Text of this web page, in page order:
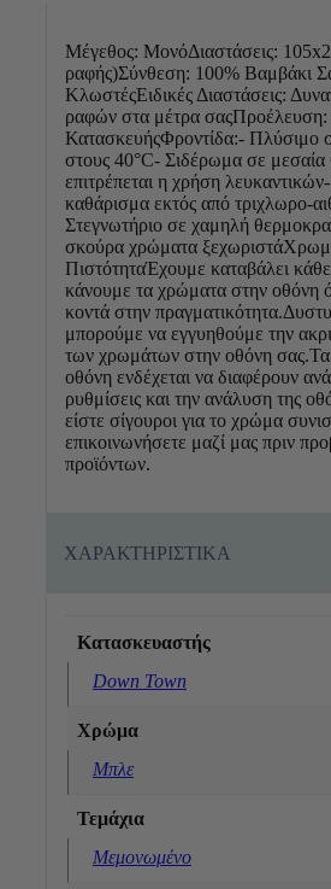
Μέγεθος: ΜονόΔιαστάσεις:
ραφής)Σύνθεση: 100% Βαμβάκι
ΚλωστέςΕιδικές Διαστάσεις:
ραφών στα μέτρα σαςΠροέλευση:
ΚατασκευήςΦροντίδα:- Πλύσιμο
στους 40°C- Σιδέρωμα σε
επιτρέπεται η χρήση
καθάρισμα εκτός από τριχλωρο-
Στεγνωτήριο σε χαμηλή
σκούρα χρώματα
ΠιστότηταΈχουμε καταβάλει
κάνουμε τα χρώματα στην οθόνη
κοντά στην
μπορούμε να εγγυηθούμε την
των χρωμάτων στην οθόνη
οθόνη ενδέχεται να διαφέρουν
ρυθμίσεις και την ανάλυση της
είστε σίγουροι για το χρώμα
επικοινωνήσετε μαζί μας πριν
προϊόντων.
ΧΑΡΑΚΤΗΡΙΣΤΙΚΑ
Κατασκευαστής
Down Town
Χρώμα
Μπλε
Τεμάχια
Μεμονωμένο